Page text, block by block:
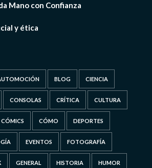
Mano con Confianza
y ética
BLOG CIENCIA
CONSOLAS CRÍTICA CULTURA
CÓMICS CÓMO DEPORTES
EVENTOS FOTOGRAFÍA
GENERAL HISTORIA HUMOR